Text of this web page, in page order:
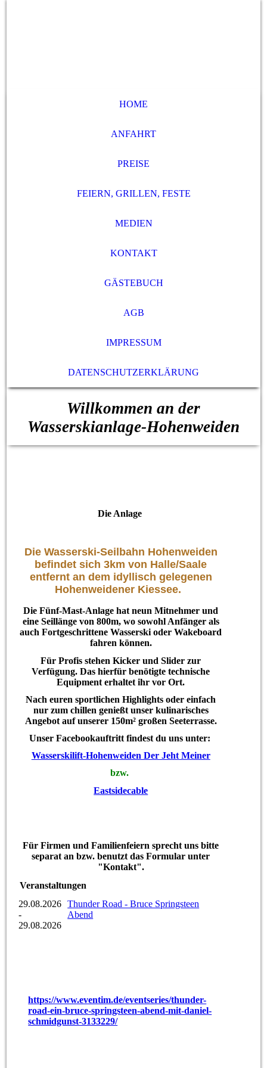
HOME
ANFAHRT
PREISE
FEIERN, GRILLEN, FESTE
MEDIEN
KONTAKT
GÄSTEBUCH
AGB
IMPRESSUM
DATENSCHUTZERKLÄRUNG
Willkommen an der
Wasserskianlage-Hohenweiden
Die Anlage
Die Wasserski-Seilbahn Hohenweiden
befindet sich 3km von Halle/Saale
entfernt an dem idyllisch gelegenen
Hohenweidener Kiessee.
Die Fünf-Mast-Anlage hat neun Mitnehmer und
eine Seillänge von 800m, wo sowohl Anfänger als
auch Fortgeschrittene Wasserski oder Wakeboard
fahren können.
Für Profis stehen Kicker und Slider zur
Verfügung. Das hierfür benötigte technische
Equipment erhaltet ihr vor Ort.
Nach euren sportlichen Highlights oder einfach
nur zum chillen genießt unser kulinarisches
Angebot auf unserer 150m² großen Seeterrasse.
Unser Facebookauftritt findest du uns unter:
Wasserskilift-Hohenweiden Der Jeht Meiner
bzw.
Eastsidecable
Für Firmen und Familienfeiern sprecht uns bitte
separat an bzw. benutzt das Formular unter
"Kontakt".
Veranstaltungen
29.08.2026
-
29.08.2026
Thunder Road - Bruce Springsteen
Abend
https://www.eventim.de/eventseries/thunder-
road-ein-bruce-springsteen-abend-mit-daniel-
schmidgunst-3133229/